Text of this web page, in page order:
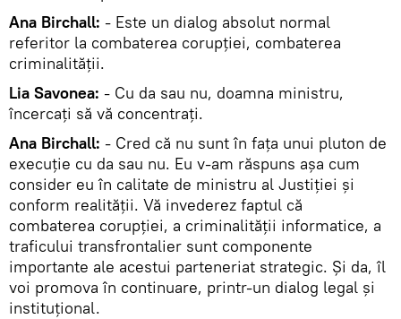
Ana Birchall: - Este un dialog absolut normal
referitor la combaterea corupţiei, combaterea
criminalităţii.
Lia Savonea: - Cu da sau nu, doamna ministru,
încercaţi să vă concentraţi.
Ana Birchall: - Cred că nu sunt în faţa unui pluton de
execuţie cu da sau nu. Eu v-am răspuns aşa cum
consider eu în calitate de ministru al Justiţiei şi
conform realităţii. Vă invederez faptul că
combaterea corupţiei, a criminalităţii informatice, a
traficului transfrontalier sunt componente
importante ale acestui parteneriat strategic. Şi da, îl
voi promova în continuare, printr-un dialog legal şi
instituţional.